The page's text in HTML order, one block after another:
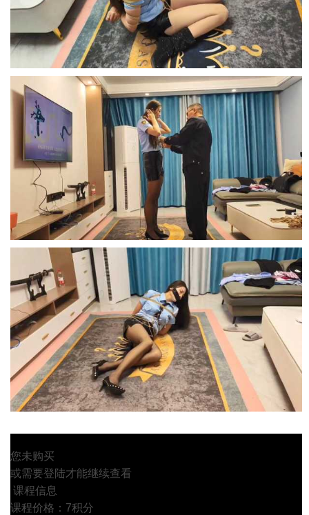
您未购买
或需要登陆才能继续查看
课程信息
课程价格：7积分